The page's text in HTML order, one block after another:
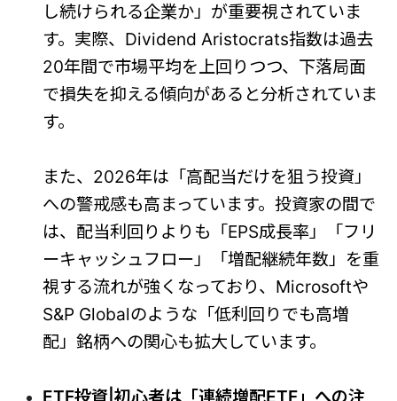
し続けられる企業か」が重要視されていま
す。実際、Dividend Aristocrats指数は過去
20年間で市場平均を上回りつつ、下落局面
で損失を抑える傾向があると分析されていま
す。
また、2026年は「高配当だけを狙う投資」
への警戒感も高まっています。投資家の間で
は、配当利回りよりも「EPS成長率」「フリ
ーキャッシュフロー」「増配継続年数」を重
視する流れが強くなっており、Microsoftや
S&P Globalのような「低利回りでも高増
配」銘柄への関心も拡大しています。